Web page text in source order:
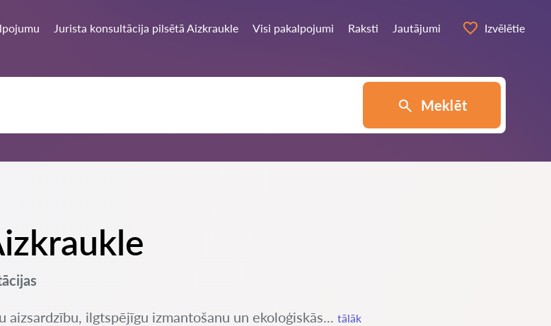
Jurista konsultācija pilsētā Aizkraukle Visi pakalpojumi Raksti Jautājumi Izvēlētie
Meklēt
ilgtspējīgu izmantošanu un ekoloģiskās... tālāk